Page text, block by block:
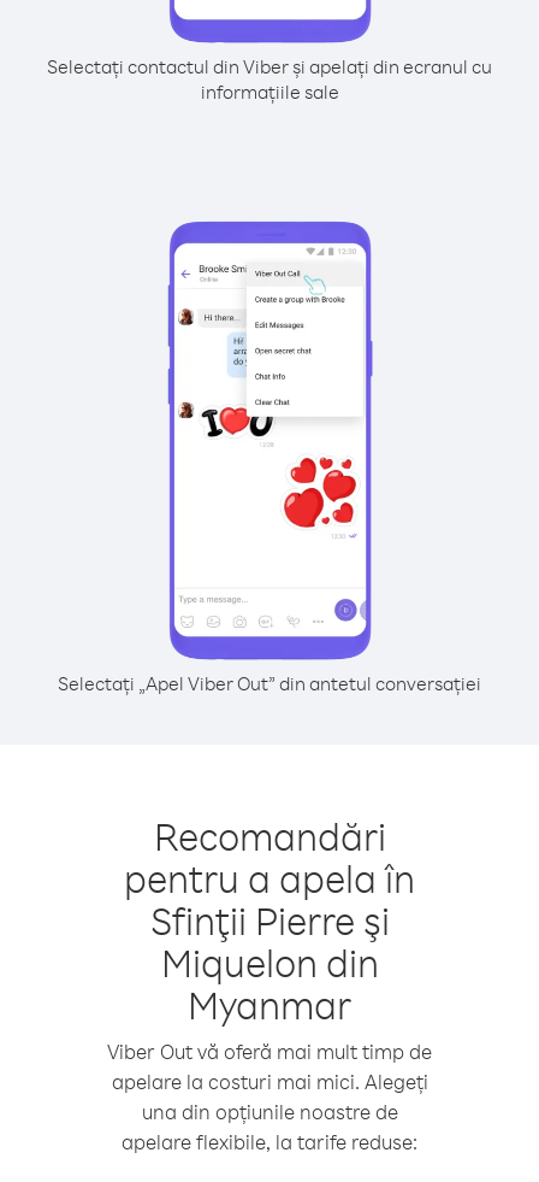
Selectați contactul din Viber și apelați din ecranul cu
informațiile sale
Selectați „Apel Viber Out” din antetul conversației
Recomandări
pentru a apela în
Sfinţii Pierre şi
Miquelon din
Myanmar
Viber Out vă oferă mai mult timp de
apelare la costuri mai mici. Alegeți
una din opțiunile noastre de
apelare flexibile, la tarife reduse: